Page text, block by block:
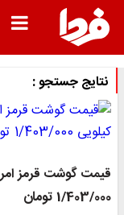
نتایج جستجو :
1/403/000 تومان